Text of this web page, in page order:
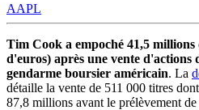
AAPL
Tim Cook a empoché 41,5
d'euros) après une vente
gendarme boursier américain. La
détaille la vente de 511 000 titres
87,8 millions avant le prélèvement de